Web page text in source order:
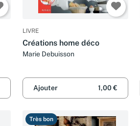
LIVRE
Créations home déco
Marie Debuisson
Ajouter 1,00 €
Très bon